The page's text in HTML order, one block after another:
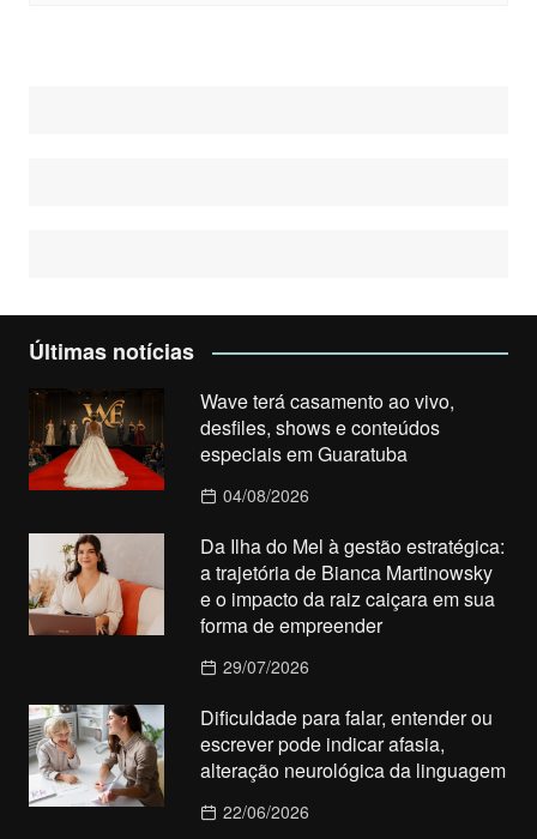
Últimas notícias
Wave terá casamento ao vivo,
desfiles, shows e conteúdos
especiais em Guaratuba
04/08/2026
Da Ilha do Mel à gestão estratégica:
a trajetória de Bianca Martinowsky
e o impacto da raiz caiçara em sua
forma de empreender
29/07/2026
Dificuldade para falar, entender ou
escrever pode indicar afasia,
alteração neurológica da linguagem
22/06/2026